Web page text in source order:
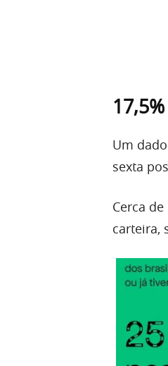
Um
sexta
Cerca
carteira,